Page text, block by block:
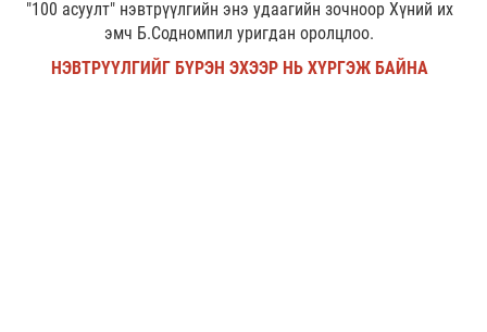
"100 асуулт" нэвтрүүлгийн энэ удаагийн зочноор Хүний их
эмч Б.Содномпил уригдан оролцлоо.
НЭВТРҮҮЛГИЙГ БҮРЭН ЭХЭЭР НЬ ХҮРГЭЖ БАЙНА